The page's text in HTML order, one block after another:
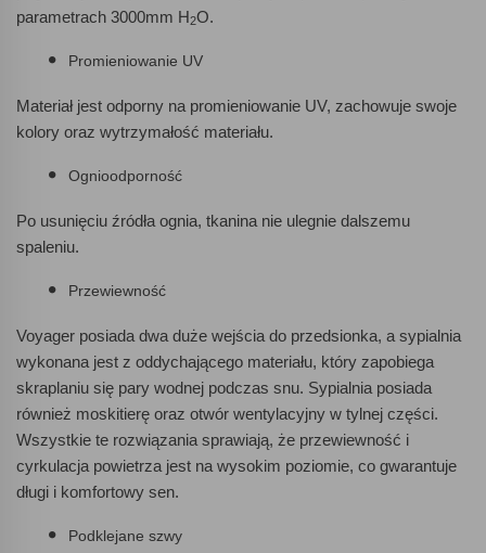
parametrach 3000mm H2O.
Promieniowanie UV
Materiał jest odporny na promieniowanie UV, zachowuje swoje
kolory oraz wytrzymałość materiału.
Ognioodporność
Po usunięciu źródła ognia, tkanina nie ulegnie dalszemu
spaleniu.
Przewiewność
Voyager posiada dwa duże wejścia do przedsionka, a sypialnia
wykonana jest z oddychającego materiału, który zapobiega
skraplaniu się pary wodnej podczas snu. Sypialnia posiada
również moskitierę oraz otwór wentylacyjny w tylnej części.
Wszystkie te rozwiązania sprawiają, że przewiewność i
cyrkulacja powietrza jest na wysokim poziomie, co gwarantuje
długi i komfortowy sen.
Podklejane szwy